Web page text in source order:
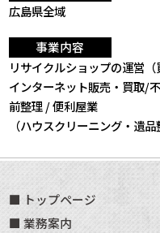
広島県全域
事業内容
リサイクルショップの運営
インターネット販売・買取/
前整理 / 便利屋業
（ハウスクリーニング・遺
トップページ
業務案内